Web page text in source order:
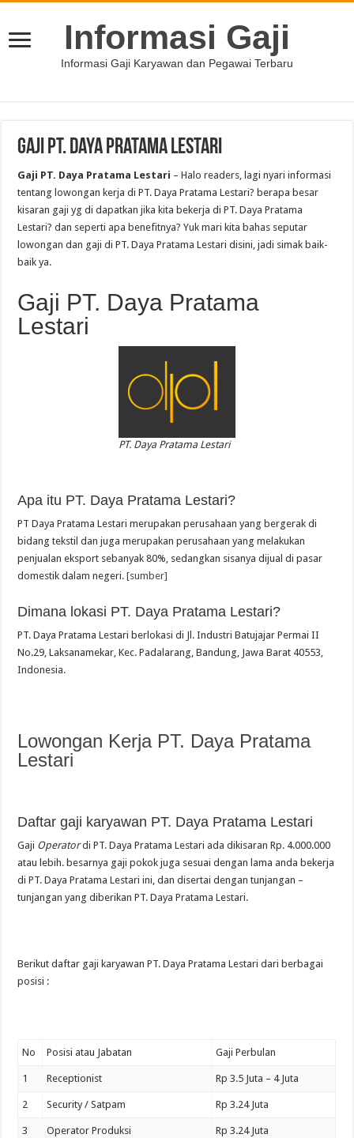
Informasi Gaji
Informasi Gaji Karyawan dan Pegawai Terbaru
Gaji PT. Daya Pratama Lestari
Gaji PT. Daya Pratama Lestari – Halo readers, lagi nyari informasi
tentang lowongan kerja di PT. Daya Pratama Lestari? berapa besar
kisaran gaji yg di dapatkan jika kita bekerja di PT. Daya Pratama
Lestari? dan seperti apa benefitnya? Yuk mari kita bahas seputar
lowongan dan gaji di PT. Daya Pratama Lestari disini, jadi simak baik-
baik ya.
Gaji PT. Daya Pratama
Lestari
PT. Daya Pratama Lestari
Apa itu PT. Daya Pratama Lestari?
PT Daya Pratama Lestari merupakan perusahaan yang bergerak di
bidang tekstil dan juga merupakan perusahaan yang melakukan
penjualan eksport sebanyak 80%, sedangkan sisanya dijual di pasar
domestik dalam negeri.[sumber]
Dimana lokasi PT. Daya Pratama Lestari?
PT. Daya Pratama Lestari berlokasi di Jl. Industri Batujajar Permai II
No.29, Laksanamekar, Kec. Padalarang, Bandung, Jawa Barat 40553,
Indonesia.
Lowongan Kerja PT. Daya Pratama
Lestari
Daftar gaji karyawan PT. Daya Pratama Lestari
Gaji Operatordi PT. Daya Pratama Lestari ada dikisaran Rp. 4.000.000
atau lebih. besarnya gaji pokok juga sesuai dengan lama anda bekerja
di PT. Daya Pratama Lestari ini, dan disertai dengan tunjangan –
tunjangan yang diberikan PT. Daya Pratama Lestari.
Berikut daftar gaji karyawan PT. Daya Pratama Lestari dari berbagai
posisi :
No Posisi atau Jabatan Gaji Perbulan
1 Receptionist Rp 3.5 Juta – 4 Juta
2 Security / Satpam Rp 3.24 Juta
3 Operator Produksi Rp 3.24 Juta